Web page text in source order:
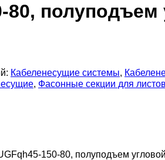
80,
Кабеленесущие системы,
, Фасонные секции для
150-80, полуподъем